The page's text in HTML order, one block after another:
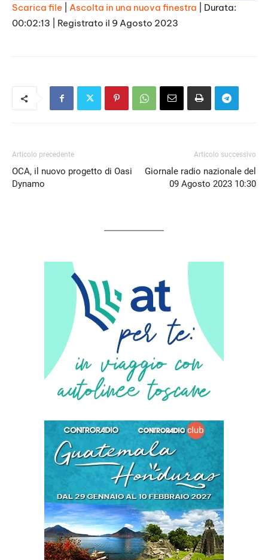
SHARE
Scarica file Ascolta in una nuova finestra
Durata:
00:02:13
Registrato il 9 Agosto 2023
Articolo precedente
OCA, il nuovo progetto di Oasi
Dynamo
Articolo successivo
Giornale radio nazionale del
09 Agosto 2023 10:30